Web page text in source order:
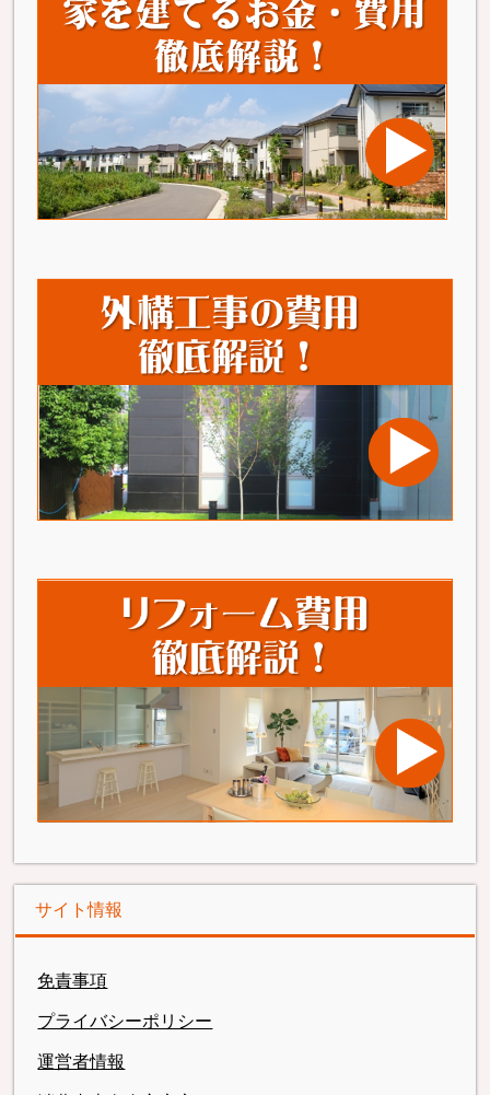
サイト情報
免責事項
プライバシーポリシー
運営者情報